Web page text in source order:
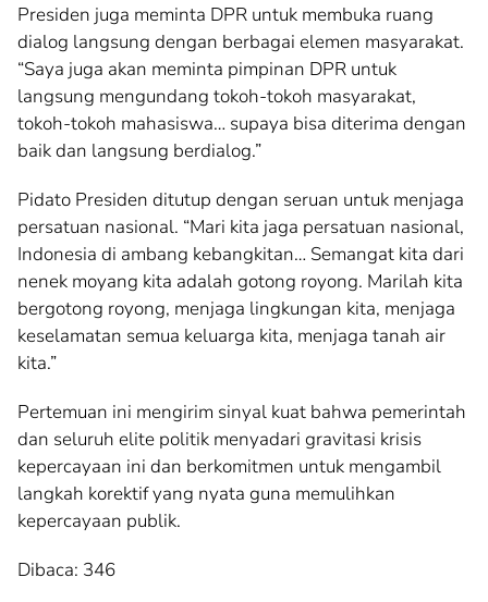
Presiden juga meminta DPR untuk membuka ruang
dialog langsung dengan berbagai elemen masyarakat.
“Saya juga akan meminta pimpinan DPR untuk
langsung mengundang tokoh-tokoh masyarakat,
tokoh-tokoh mahasiswa… supaya bisa diterima dengan
baik dan langsung berdialog.”
Pidato Presiden ditutup dengan seruan untuk menjaga
persatuan nasional. “Mari kita jaga persatuan nasional,
Indonesia di ambang kebangkitan… Semangat kita dari
nenek moyang kita adalah gotong royong. Marilah kita
bergotong royong, menjaga lingkungan kita, menjaga
keselamatan semua keluarga kita, menjaga tanah air
kita.”
Pertemuan ini mengirim sinyal kuat bahwa pemerintah
dan seluruh elite politik menyadari gravitasi krisis
kepercayaan ini dan berkomitmen untuk mengambil
langkah korektif yang nyata guna memulihkan
kepercayaan publik.
Dibaca: 346